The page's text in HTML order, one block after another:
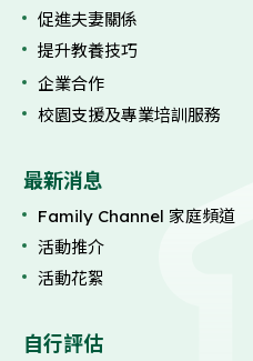
促進夫妻關係
提升教養技巧
企業合作
校園支援及專業培訓服務
最新消息
Family Channel 家庭頻道
活動推介
活動花絮
自行評估